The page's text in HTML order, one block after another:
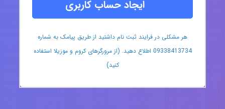
ایجاد حساب کاربری
هر مشکلی در فرایند ثبت نام داشتید از طریق پیامک به شماره
09338413734 اطلاع دهید. (از مرورگرهای کروم و موزیلا استفاده
کنید)